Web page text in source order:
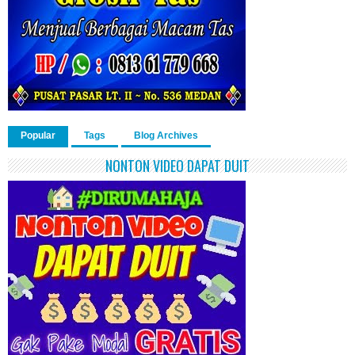
Popular Tags Blog Archives
NONTON VIDEO DAPAT DUIT